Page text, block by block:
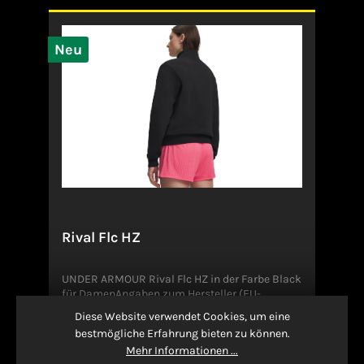
Elasthan Hoher Bund Angaben zum Hersteller
(EU-Produktsicherheitsverordnung,
GPSR)ADIDAS AG ADIDAS SALOMON AGADI-
DASSLER-STR. 191074
HerzogenaurachDeutschlandserviceinfo@onlin
eshop.adidas.com
Neu
Rival Flc HZ
UNDER ARMOUR Rival Flc HZ in der Farbe Black
für DamenAngaben zum Hersteller (EU-
ArmourOlympisch Stadion 873650
WinterbachDeutschland
60,00 €*
Diese Website verwendet Cookies, um eine
bestmögliche Erfahrung bieten zu können.
Mehr Informationen ...